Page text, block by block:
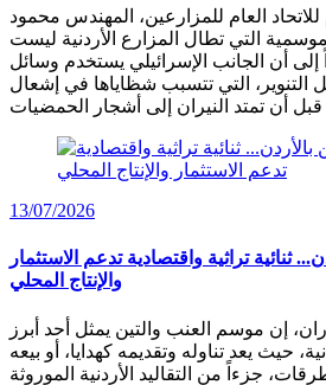
العام للمزارعين، المهندس محمود
التي تطال المزارع الأردنية ليست
إلى أن الجانب الإسرائيلي يستخدم وسائل
التنوير، التي تتسبب شظاياها في إشعال
قبل أن تمتد النيران إلى أشجار الحمضيات
13/07/2026
ثنائية تراثية واقتصادية تدعم الاستثمار
والإنتاج المحلي
إن موسم العنب والتين يمثل أحد أبرز
حيث يعد تناوله وتقديمه كهدايا، أو بيعه